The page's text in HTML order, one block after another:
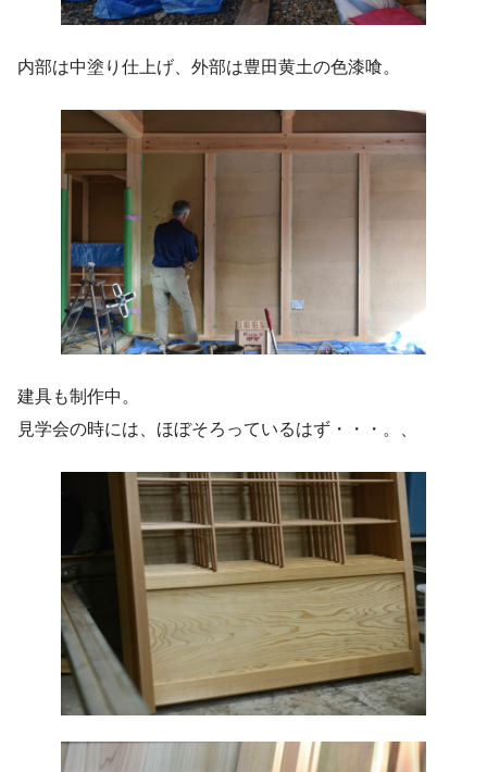
内部は中塗り仕上げ、外部は豊田黄土の色漆喰。
建具も制作中。
見学会の時には、ほぼそろっているはず・・・。、